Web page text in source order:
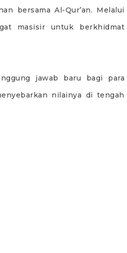
bersama Al-Qur’an. Melalui
masisir untuk berkhidmat
jawab baru bagi para
nilainya di tengah